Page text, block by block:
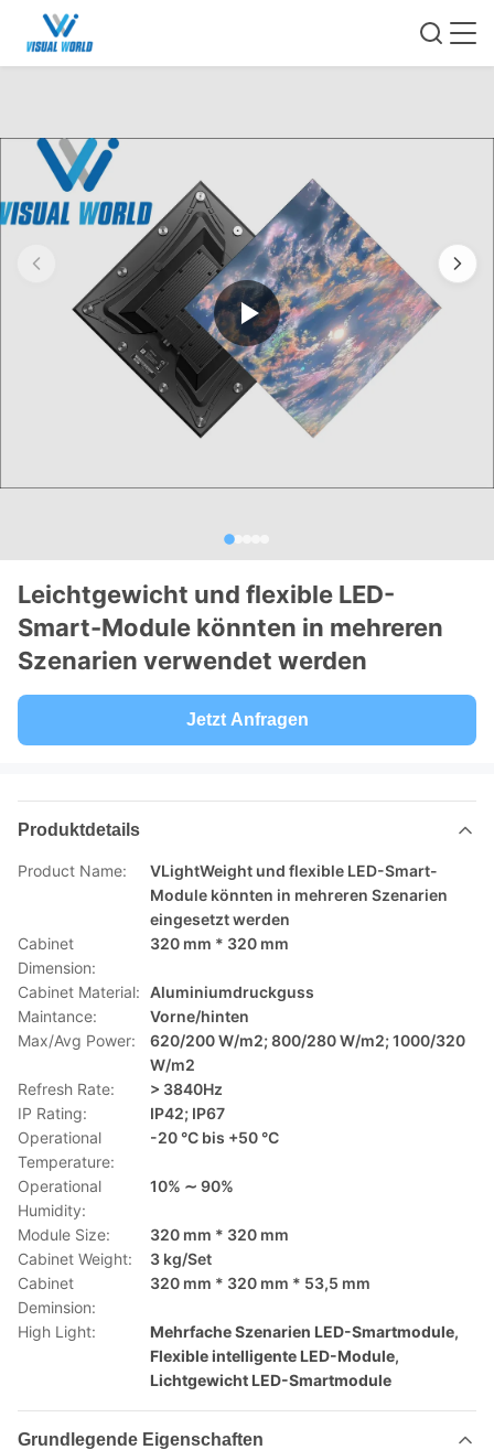
Leichtgewicht und flexible LED-
Smart-Module könnten in mehreren
Szenarien verwendet werden
Jetzt Anfragen
Produktdetails
Product Name:
VLightWeight und flexible LED-Smart-
Module könnten in mehreren Szenarien
eingesetzt werden
Cabinet
Dimension:
320 mm * 320 mm
Cabinet Material: Aluminiumdruckguss
Maintance:
Vorne/hinten
Max/Avg Power:
620/200 W/m2; 800/280 W/m2; 1000/320
W/m2
Refresh Rate:
> 3840Hz
IP Rating:
IP42; IP67
Operational
Temperature:
-20 °C bis +50 °C
Operational
Humidity:
10% ∼ 90%
Module Size:
320 mm * 320 mm
Cabinet Weight:
3 kg/Set
Cabinet
Deminsion:
320 mm * 320 mm * 53,5 mm
High Light: Mehrfache Szenarien LED-Smartmodule,
Flexible intelligente LED-Module,
Lichtgewicht LED-Smartmodule
Grundlegende Eigenschaften